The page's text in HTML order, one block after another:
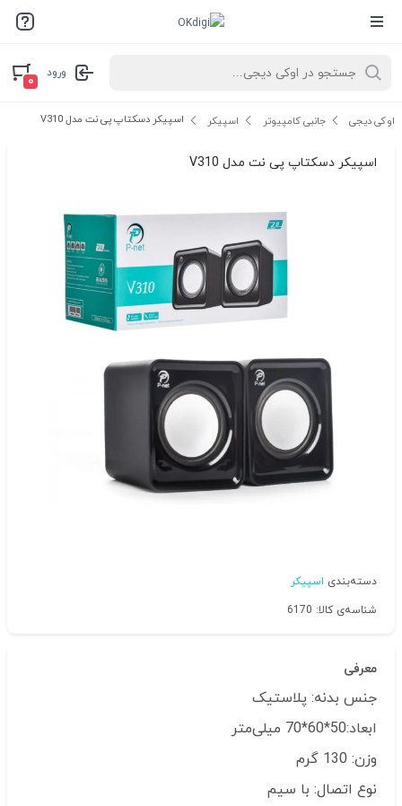
ورود
۰
اوکی دیجی جانبی کامپیوتر اسپیکر اسپیکر دسکتاپ پی نت مدل V310
اسپیکر دسکتاپ پی نت مدل V310
دسته‌بندی اسپیکر
شناسه‌ی کالا: 6170
معرفی
جنس بدنه: پلاستیک
ابعاد:50*60*70 میلی‌متر
وزن: 130 گرم
نوع اتصال: با سیم